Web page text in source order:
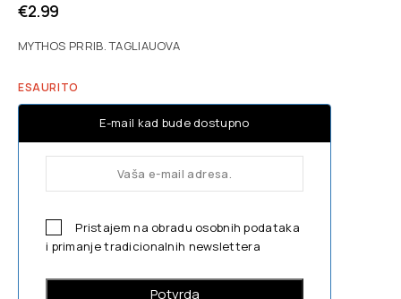
€2.99
MYTHOS PRRIB. TAGLIAUOVA
ESAURITO
E-mail kad bude dostupno
Pristajem na obradu osobnih podataka
i primanje tradicionalnih newslettera